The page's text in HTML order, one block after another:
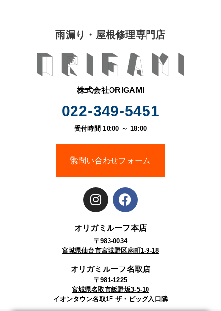
雨漏り・屋根修理専門店
株式会社ORIGAMI
022-349-5451
受付時間 10:00 ～ 18:00
お問い合わせフォーム
オリガミルーフ本店
〒983-0034
宮城県仙台市宮城野区扇町1-9-18
オリガミルーフ名取店
〒981-1225
宮城県名取市飯野坂3-5-10
イオンタウン名取1F ザ・ビッグ入口隣